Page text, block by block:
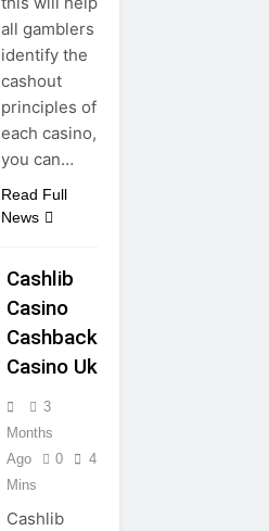
all gamblers
identify the
cashout
principles of
each casino,
you can…
Read Full
News
Cashlib
Casino
Cashback
Casino Uk
3
Months
Ago
0
4
Mins
Cashlib